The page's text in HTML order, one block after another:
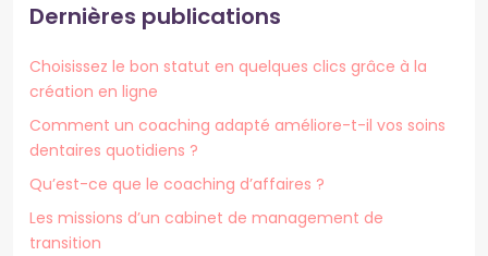
Dernières publications
Choisissez le bon statut en quelques clics grâce à la
création en ligne
Comment un coaching adapté améliore-t-il vos soins
dentaires quotidiens ?
Qu’est-ce que le coaching d’affaires ?
Les missions d’un cabinet de management de
transition